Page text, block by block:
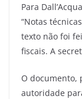
Para
“Notas
texto não foi
fiscais. A
O documento,
autoridade